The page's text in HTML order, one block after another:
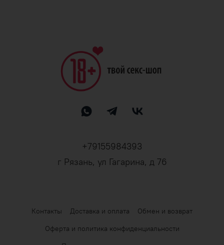
+79155984393
г Рязань, ул Гагарина, д 76
Контакты Доставка и оплата
Обмен и возврат
Оферта и политика конфиденциальности